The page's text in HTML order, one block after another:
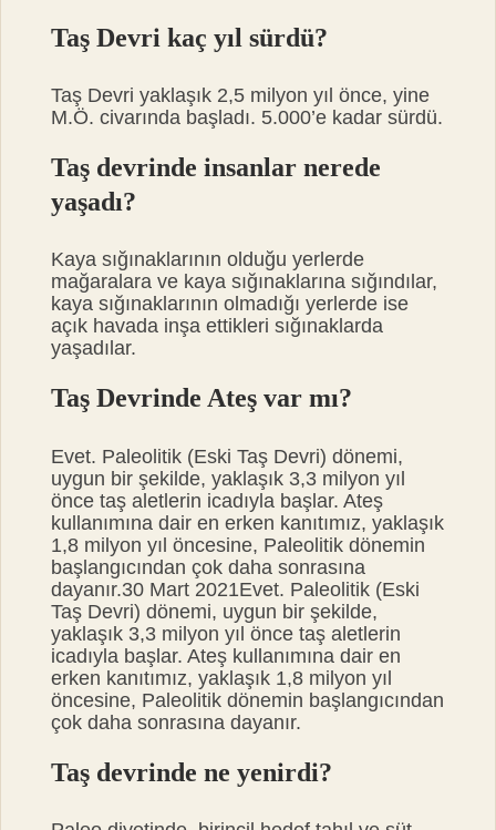
Taş Devri kaç yıl sürdü?
Taş Devri yaklaşık 2,5 milyon yıl önce, yine
M.Ö. civarında başladı. 5.000’e kadar sürdü.
Taş devrinde insanlar nerede
yaşadı?
Kaya sığınaklarının olduğu yerlerde
mağaralara ve kaya sığınaklarına sığındılar,
kaya sığınaklarının olmadığı yerlerde ise
açık havada inşa ettikleri sığınaklarda
yaşadılar.
Taş Devrinde Ateş var mı?
Evet. Paleolitik (Eski Taş Devri) dönemi,
uygun bir şekilde, yaklaşık 3,3 milyon yıl
önce taş aletlerin icadıyla başlar. Ateş
kullanımına dair en erken kanıtımız, yaklaşık
1,8 milyon yıl öncesine, Paleolitik dönemin
başlangıcından çok daha sonrasına
dayanır.30 Mart 2021Evet. Paleolitik (Eski
Taş Devri) dönemi, uygun bir şekilde,
yaklaşık 3,3 milyon yıl önce taş aletlerin
icadıyla başlar. Ateş kullanımına dair en
erken kanıtımız, yaklaşık 1,8 milyon yıl
öncesine, Paleolitik dönemin başlangıcından
çok daha sonrasına dayanır.
Taş devrinde ne yenirdi?